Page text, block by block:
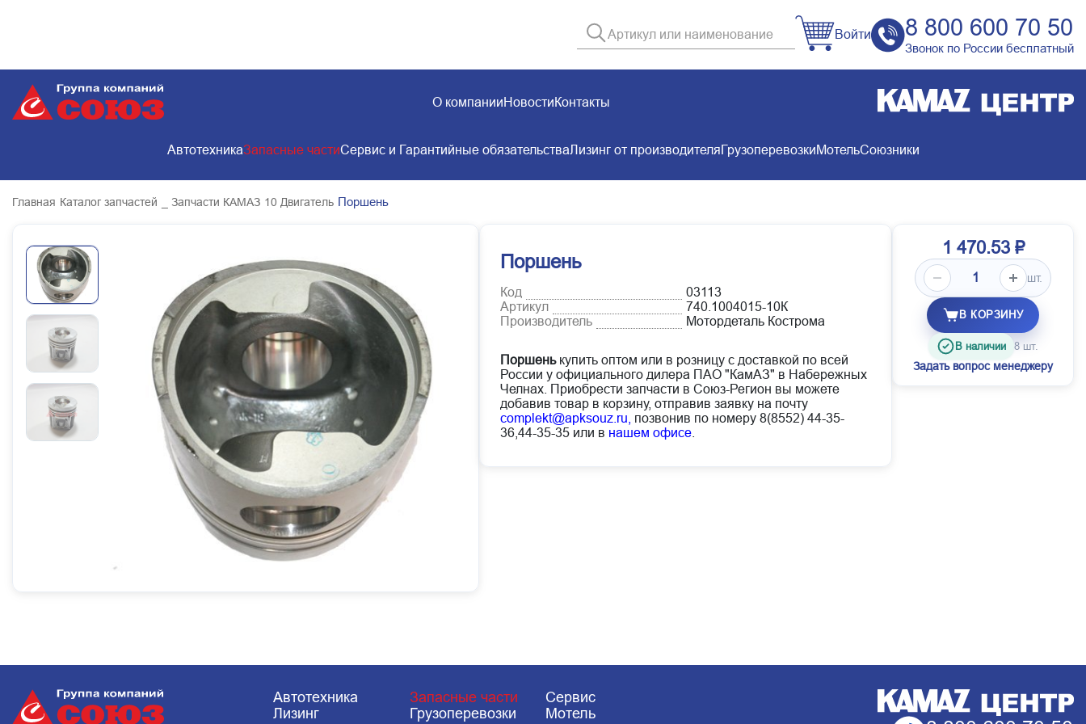
Войти 8 800 600 70 50
Звонок по России бесплатный
О компанииНовостиКонтакты
АвтотехникаЗапасные частиСервис и Гарантийные обязательстваЛизинг от производителяГрузоперевозкиМотельСоюзники
Главная Каталог запчастей _ Запчасти КАМАЗ 10 Двигатель Поршень
Поршень
Код
03113
Артикул
740.1004015-10К
Производитель
Мотордеталь Кострома
Поршенькупить оптом или в розницу с доставкой по всей
России у официального дилера ПАО "КамАЗ" в Набережных
Челнах. Приобрести запчасти в Союз-Регион вы можете
добавив товар в корзину, отправив заявку на почту
complekt@apksouz.ru, позвонив по номеру 8(8552) 44-35-
36,44-35-35 или в нашем офисе
1 470.53 ₽
шт.
В КОРЗИНУ
В наличии 8 шт.
Задать вопрос менеджеру
Автотехника Запасные части
Сервис
Лизинг
Грузоперевозки
Мотель